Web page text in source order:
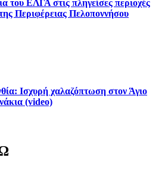
του ΕΛΓΑ στις πληγείσες περιοχές
Περιφέρειας Πελοποννήσου
Ισχυρή χαλαζόπτωση στον Άγιο
(video)